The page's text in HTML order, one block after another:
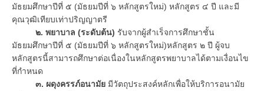
มัธยมศึกษาปีที่ ๕ (มัธยมปีที่ ๖ หลักสูตรใหม่) หลักสูตร ๔ ปี และมี
คุณวุฒิเทียบเท่าปริญญาตรี
๒. พยาบาล (ระดับต้น) รับจากผู้สำเร็จการศึกษาชั้น
มัธยมศึกษาปีที่ ๕ (มัธยมปีที่ ๖ หลักสูตรใหม่)หลักสูตร ๒ ปี ผู้จบ
หลักสูตรนี้สามารถศึกษาต่อเนื่องในหลักสูตรพยาบาลได้ตามเงื่อนไข
ที่กำหนด
๓. ผดุงครรภ์อนามัย มีวัตถุประสงค์หลักเพื่อให้บริการอนามัย